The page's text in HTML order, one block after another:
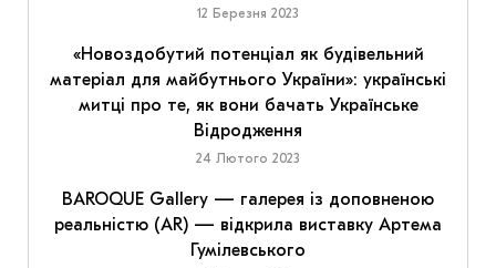
12 Березня 2023
«Новоздобутий потенціал як будівельний
матеріал для майбутнього України»: українські
митці про те, як вони бачать Українське
Відродження
24 Лютого 2023
BAROQUE Gallery — галерея із доповненою
реальністю (AR) — відкрила виставку Артема
Гумілевського